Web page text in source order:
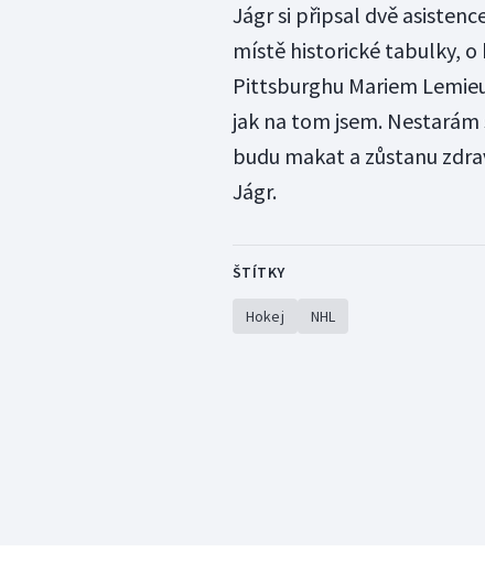
Jágr si připsal dvě
místě historické tabulky, o
Pittsburghu Mariem
jak na tom jsem. Nestarám
budu makat a zůstanu
Jágr.
ŠTÍTKY
Hokej NHL